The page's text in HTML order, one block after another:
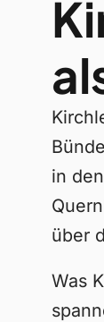
in
über
Was